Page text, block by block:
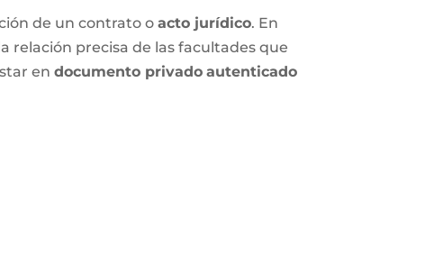
de un contrato oacto jurídico. En
relación precisa de las facultades que
endocumento privado autenticado